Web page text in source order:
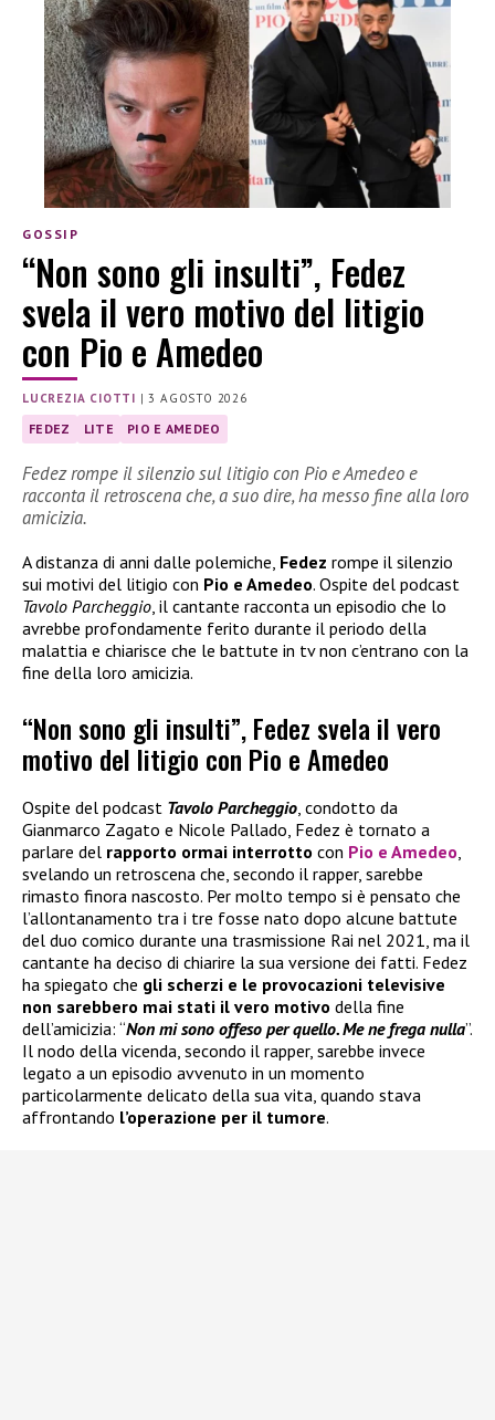
GOSSIP
“Non sono gli insulti”, Fedez
svela il vero motivo del litigio
con Pio e Amedeo
LUCREZIA CIOTTI |3 AGOSTO 2026
FEDEZ LITE PIO E AMEDEO
Fedez rompe il silenzio sul litigio con Pio e Amedeo e
racconta il retroscena che, a suo dire, ha messo fine alla loro
amicizia.
A distanza di anni dalle polemiche, Fedez rompe il silenzio
sui motivi del litigio con Pio e Amedeo. Ospite del podcast
Tavolo Parcheggio , il cantante racconta un episodio che lo
avrebbe profondamente ferito durante il periodo della
malattia e chiarisce che le battute in tv non c’entrano con la
fine della loro amicizia.
“Non sono gli insulti”, Fedez svela il vero
motivo del litigio con Pio e Amedeo
Ospite del podcast Tavolo Parcheggio, condotto da
Gianmarco Zagato e Nicole Pallado, Fedez è tornato a
parlare del rapporto ormai interrotto con Pio e Amedeo,
svelando un retroscena che, secondo il rapper, sarebbe
rimasto finora nascosto. Per molto tempo si è pensato che
l’allontanamento tra i tre fosse nato dopo alcune battute
del duo comico durante una trasmissione Rai nel 2021, ma il
cantante ha deciso di chiarire la sua versione dei fatti. Fedez
ha spiegato che gli scherzi e le provocazioni televisive
non sarebbero mai stati il vero motivo della fine
dell’amicizia: “Non mi sono offeso per quello. Me ne frega nulla”.
Il nodo della vicenda, secondo il rapper, sarebbe invece
legato a un episodio avvenuto in un momento
particolarmente delicato della sua vita, quando stava
affrontando l’operazione per il tumore.